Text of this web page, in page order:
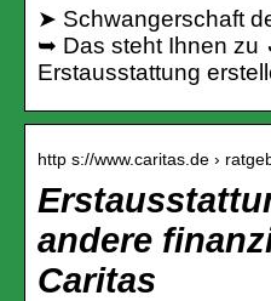
➤ Schwangerschaft
➥ Das steht Ihnen zu
Erstausstattung
http s://www.caritas.de ›
andere
Caritas